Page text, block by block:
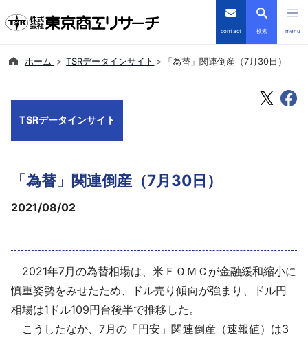
contact 検索 menu
TSR-PLUS
優良企業サイト
商品・サービス
導入事例
採用情報
ホーム TSRデータインサイト 「為替」関連倒産（7月30日）
TSRデータインサイト
「為替」関連倒産（7月30日）
2021/08/02
2021年7月の為替相場は、米ＦＯＭＣが金融緩和縮小に
慎重姿勢をみせたため、ドル売り傾向が強まり、ドル円
相場は1ドル109円台後半で推移した。
こうしたなか、7月の「円安」関連倒産（速報値）は3